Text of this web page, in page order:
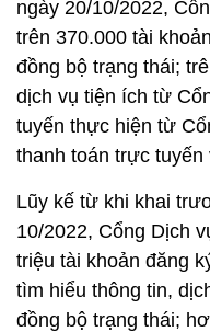
ngày 20/10/2022,
trên 370.000 tài
đồng bộ trạng thái;
dịch vụ tiện ích từ
tuyến thực hiện từ
thanh toán trực
Lũy kế từ khi khai
10/2022, Cổng Dịch
triệu tài khoản đăng
tìm hiểu thông tin,
đồng bộ trạng thái;